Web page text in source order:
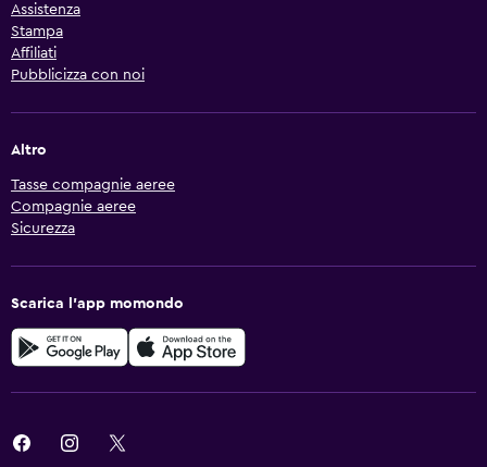
Assistenza
Stampa
Affiliati
Pubblicizza con noi
Altro
Tasse compagnie aeree
Compagnie aeree
Sicurezza
Scarica l'app momondo